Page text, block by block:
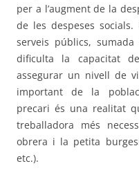
per a l’augment de la
de les despeses
serveis públics, sumada
dificulta la capacitat
assegurar un nivell de
important de la
precari és una realitat
treballadora més
obrera i la petita
etc.).